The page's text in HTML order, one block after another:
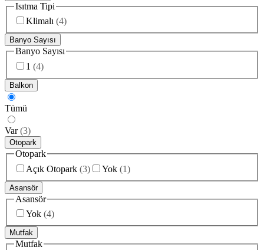
Isıtma Tipi
Klimalı (4)
Banyo Sayısı
Banyo Sayısı
1 (4)
Balkon
Tümü
Var (3)
Otopark
Otopark
Açık Otopark (3) Yok (1)
Asansör
Asansör
Yok (4)
Mutfak
Mutfak